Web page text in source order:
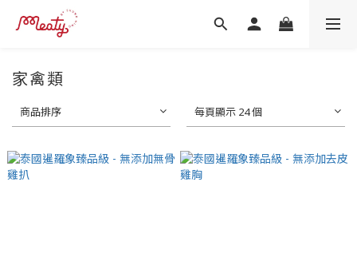
家禽類
商品排序 每頁顯示 24 個